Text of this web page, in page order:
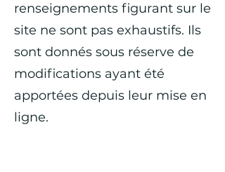
renseignements figurant sur le
site ne sont pas exhaustifs. Ils
sont donnés sous réserve de
modifications ayant été
apportées depuis leur mise en
ligne.